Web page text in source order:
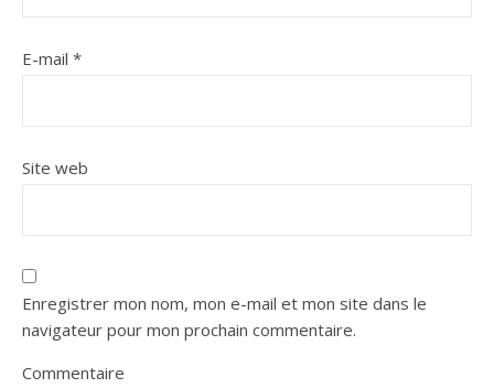
E-mail *
Site web
Enregistrer mon nom, mon e-mail et mon site dans le
navigateur pour mon prochain commentaire.
Commentaire